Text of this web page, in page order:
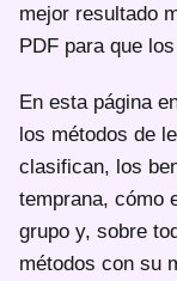
mejor resultado
PDF para que
En esta página
los métodos de
clasifican, los
temprana, cómo
grupo y, sobre
métodos con su